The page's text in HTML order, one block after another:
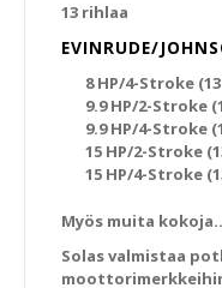
13 rihlaa
EVINRUDE/
8 HP/4-Stroke
9.9 HP/2-Stroke
9.9 HP/4-Stroke
15 HP/2-Stroke
15 HP/4-Stroke
Myös muita
Solas valmistaa